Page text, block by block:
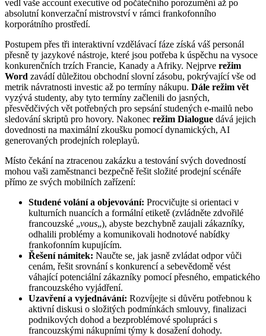
vedl vaše account executive od počátečního porozumění až po
absolutní konverzační mistrovství v rámci frankofonního
korporátního prostředí.
Postupem přes tři interaktivní vzdělávací fáze získá váš personál
přesně ty jazykové nástroje, které jsou potřeba k úspěchu na vysoce
konkurenčních trzích Francie, Kanady a Afriky. Nejprve režim
Word zavádí důležitou obchodní slovní zásobu, pokrývající vše od
metrik návratnosti investic až po termíny nákupu. Dále režim vět
vyzývá studenty, aby tyto termíny začlenili do jasných,
přesvědčivých vět potřebných pro sepsání studených e-mailů nebo
sledování skriptů pro hovory. Nakonec režim Dialogue dává jejich
dovednosti na maximální zkoušku pomocí dynamických, AI
generovaných prodejních roleplayů.
Místo čekání na ztracenou zakázku a testování svých dovedností
mohou vaši zaměstnanci bezpečně řešit složité prodejní scénáře
přímo ze svých mobilních zařízení:
Studené volání a objevování: Procvičujte si orientaci v
kulturních nuancích a formální etiketě (zvládněte zdvořilé
francouzské „vous„), abyste bezchybně zaujali zákazníky,
odhalili problémy a komunikovali hodnotové nabídky
frankofonním kupujícím.
Řešení námitek: Naučte se, jak jasně zvládat odpor vůči
cenám, řešit srovnání s konkurencí a sebevědomě vést
váhající potenciální zákazníky pomocí přesného, empatického
francouzského vyjádření.
Uzavření a vyjednávání: Rozvíjejte si důvěru potřebnou k
aktivní diskusi o složitých podmínkách smlouvy, finalizaci
podnikových dohod a bezproblémové spolupráci s
francouzskými nákupními týmy k dosažení dohody.